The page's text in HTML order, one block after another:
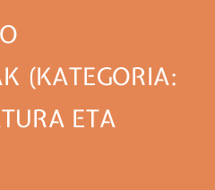
(KATEGORIA:
ETA